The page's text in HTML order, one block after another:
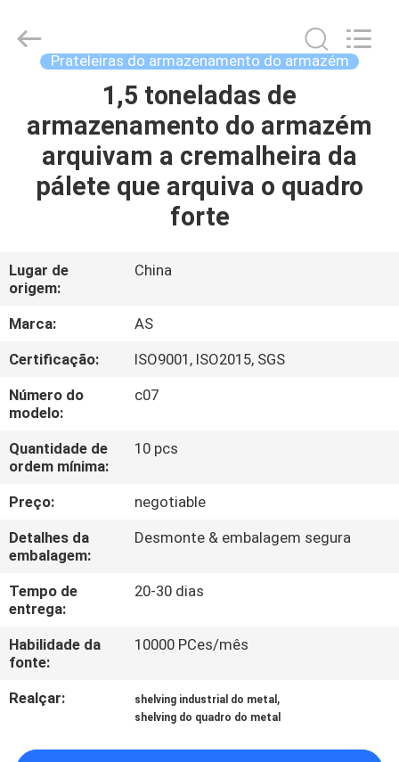
PRODUTOS
VÍDEOS
SOBRE
NÓS
EXCURSÃO
DA
FÁBRICA
CONTROLE
DA
QUALIDADE
CONTACTE-
NOS
PEÇA
UMAS
Display
Shelves
Prateleiras do armazenamento do armazém
1,5 toneladas de
armazenamento do armazém
arquivam a cremalheira da
pálete que arquiva o quadro
forte
Lugar de
origem:
China
Marca:
AS
Certificação:
ISO9001, ISO2015, SGS
Número do
modelo:
c07
Quantidade de
ordem mínima:
10 pcs
Preço:
negotiable
Detalhes da
embalagem:
Desmonte & embalagem segura
Tempo de
entrega:
20-30 dias
Habilidade da
fonte:
10000 PCes/mês
Realçar: shelving industrial do metal ,
shelving do quadro do metal